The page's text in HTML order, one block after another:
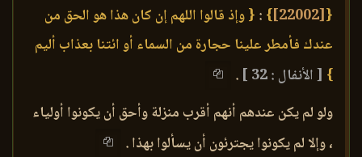
{
[22002]
}
: { وإذ قالوا اللهم إن كان هذا هو الحق من
عندك فأمطر علينا حجارة من السماء أو ائتنا بعذاب أليم
} [ الأنفال : 32 ]
.
ولو لم يكن عندهم أنهم أقرب منزلة وأحق أن يكونوا أولياء
، وإلا لم يكونوا يجترئون أن يسألوا بهذا .